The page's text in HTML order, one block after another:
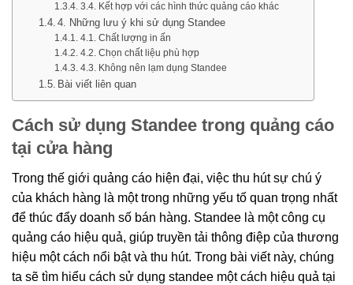
3.4. Kết hợp với các hình thức quảng cáo khác
4. Những lưu ý khi sử dụng Standee
4.1. Chất lượng in ấn
4.2. Chọn chất liệu phù hợp
4.3. Không nên lạm dụng Standee
Bài viết liên quan
Cách sử dụng Standee trong quảng cáo
tại cửa hàng
Trong thế giới quảng cáo hiện đại, việc thu hút sự chú ý
của khách hàng là một trong những yếu tố quan trọng nhất
để thúc đẩy doanh số bán hàng. Standee là một công cụ
quảng cáo hiệu quả, giúp truyền tải thông điệp của thương
hiệu một cách nổi bật và thu hút. Trong bài viết này, chúng
ta sẽ tìm hiểu cách sử dụng standee một cách hiệu quả tại